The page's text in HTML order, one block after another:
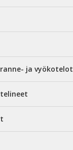
ja vyökotelot